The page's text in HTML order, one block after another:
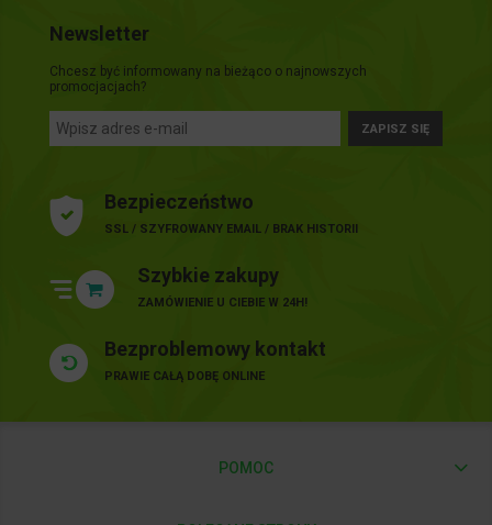
Newsletter
Chcesz być informowany na bieżąco o najnowszych
promocjacjach?
ZAPISZ SIĘ
Bezpieczeństwo
SSL / SZYFROWANY EMAIL / BRAK HISTORII
Szybkie zakupy
ZAMÓWIENIE U CIEBIE W 24H!
Bezproblemowy kontakt
PRAWIE CAŁĄ DOBĘ ONLINE
POMOC